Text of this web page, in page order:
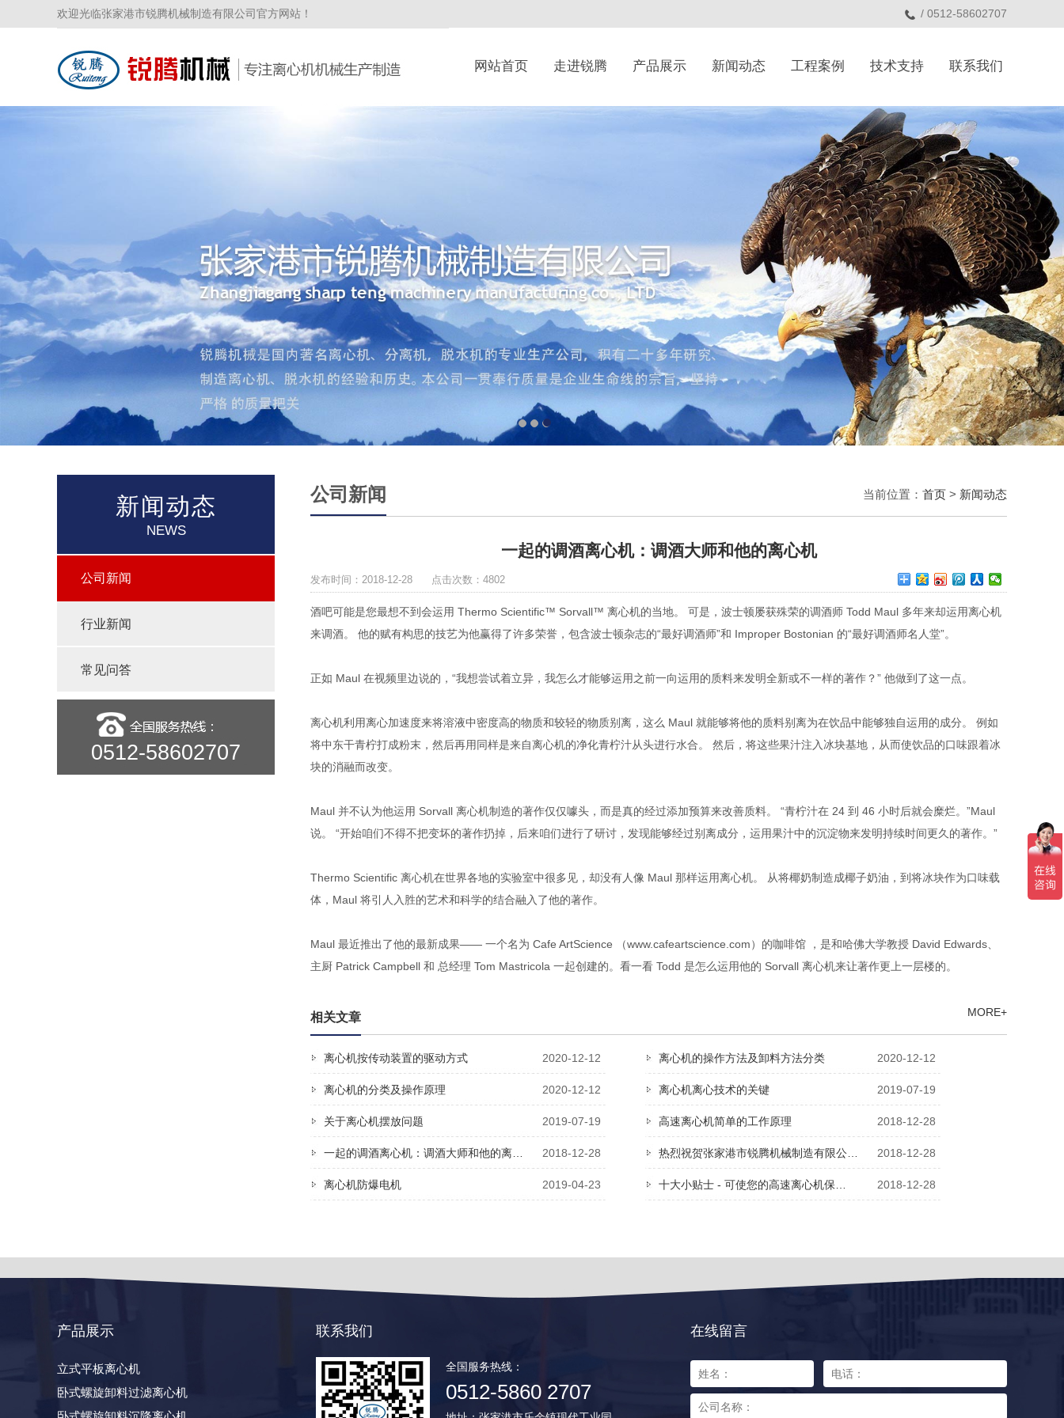
欢迎光临张家港市锐腾机械制造有限公司官方网站！ / 0512-58602707
网站首页 走进锐腾 产品展示 新闻动态 工程案例 技术支持 联系我们
1 2 3
新闻动态
NEWS
公司新闻
行业新闻
常见问答
0512-58602707
公司新闻 当前位置： 首页 > 新闻动态
一起的调酒离心机：调酒大师和他的离心机
发布时间：2018-12-28 点击次数：4802
酒吧可能是您最想不到会运用 Thermo Scientific™ Sorvall™ 离心机的当地。 可是，波士顿屡获殊荣的调酒师 Todd Maul 多年来却运用离心机
来调酒。 他的赋有构思的技艺为他赢得了许多荣誉，包含波士顿杂志的“最好调酒师”和 Improper Bostonian 的“最好调酒师名人堂”。
正如 Maul 在视频里边说的，“我想尝试着立异，我怎么才能够运用之前一向运用的质料来发明全新或不一样的著作？” 他做到了这一点。
离心机利用离心加速度来将溶液中密度高的物质和较轻的物质别离，这么 Maul 就能够将他的质料别离为在饮品中能够独自运用的成分。 例如
将中东干青柠打成粉末，然后再用同样是来自离心机的净化青柠汁从头进行水合。 然后，将这些果汁注入冰块基地，从而使饮品的口味跟着冰
块的消融而改变。
Maul 并不认为他运用 Sorvall 离心机制造的著作仅仅噱头，而是真的经过添加预算来改善质料。 “青柠汁在 24 到 46 小时后就会糜烂。”Maul
说。 “开始咱们不得不把变坏的著作扔掉，后来咱们进行了研讨，发现能够经过别离成分，运用果汁中的沉淀物来发明持续时间更久的著作。”
Thermo Scientific 离心机在世界各地的实验室中很多见，却没有人像 Maul 那样运用离心机。 从将椰奶制造成椰子奶油，到将冰块作为口味载
体，Maul 将引人入胜的艺术和科学的结合融入了他的著作。
Maul 最近推出了他的最新成果—— 一个名为 Cafe ArtScience （www.cafeartscience.com）的咖啡馆 ，是和哈佛大学教授 David Edwards、
主厨 Patrick Campbell 和 总经理 Tom Mastricola 一起创建的。看一看 Todd 是怎么运用他的 Sorvall 离心机来让著作更上一层楼的。
相关文章 MORE+
离心机按传动装置的驱动方式 2020-12-12 离心机的操作方法及卸料方法分类 2020-12-12
离心机的分类及操作原理 2020-12-12 离心机离心技术的关键 2019-07-19
关于离心机摆放问题 2019-07-19 高速离心机简单的工作原理 2018-12-28
一起的调酒离心机：调酒大师和他的离… 2018-12-28 热烈祝贺张家港市锐腾机械制造有限公… 2018-12-28
离心机防爆电机 2019-04-23 十大小贴士 - 可使您的高速离心机保… 2018-12-28
产品展示
立式平板离心机
卧式螺旋卸料过滤离心机
联系我们
全国服务热线：
0512-5860 2707
在线留言